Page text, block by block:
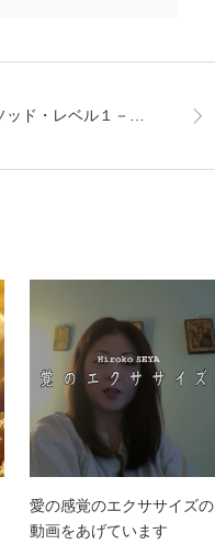
ッド・レベル１－…
愛の感覚のエクササイズの
動画をあげています